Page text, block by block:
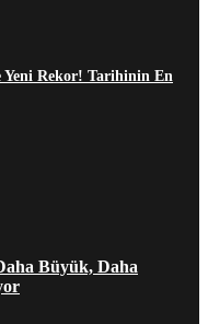
Rekor! Tarihinin En
Büyük, Daha